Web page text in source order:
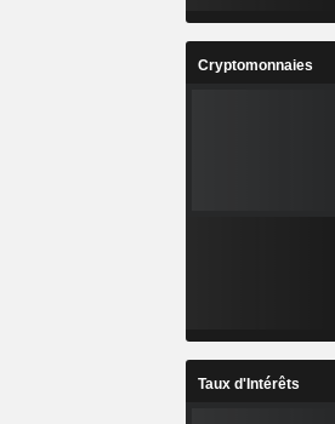
Cryptomonnaies
Taux d'Intérêts